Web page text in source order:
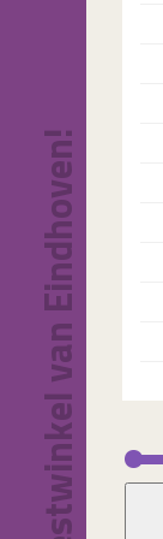
Dé feestwinkel van Eindhoven!